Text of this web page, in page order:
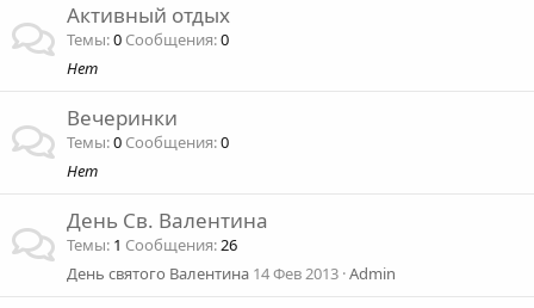
Активный отдых
Темы 0 Сообщения 0
Нет
Вечеринки
Темы 0 Сообщения 0
Нет
День Св. Валентина
Темы 1 Сообщения 26
День святого Валентина 14 Фев 2013 Admin